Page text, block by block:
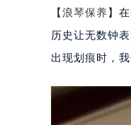
【 浪琴保养 】
历史让无数钟
出现划痕时，